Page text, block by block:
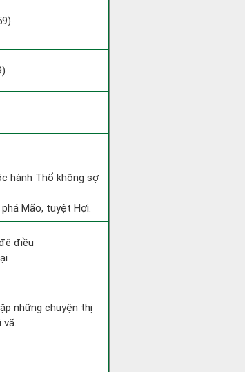
hành Thổ không sợ
Mão, tuyệt Hợi.
điều
những chuyện thị
vã.